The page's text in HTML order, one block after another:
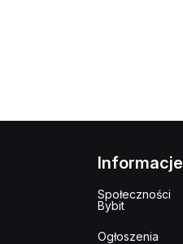
Informacje
Społeczności
Bybit
Ogłoszenia